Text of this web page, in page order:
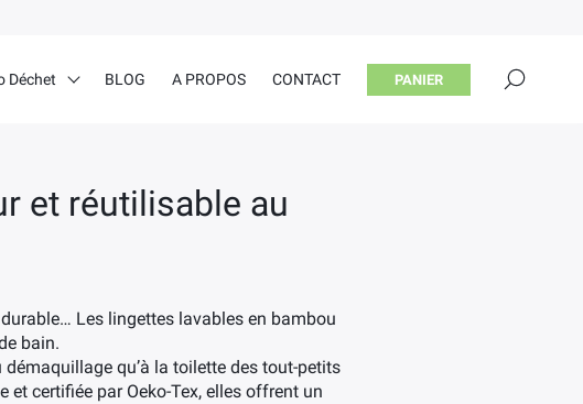
et réutilisable au
Les lingettes lavables en bambou
bain.
qu’à la toilette des tout-petits
certifiée par Oeko-Tex, elles offrent un
Déchet BLOG A PROPOS CONTACT PANIER